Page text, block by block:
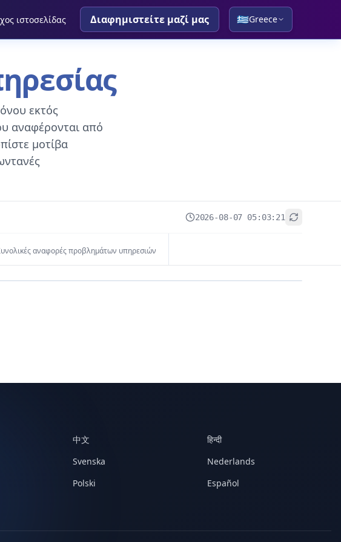
ιστοσελίδας Διαφημιστείτε μαζί μας 🇬🇷Greece
εκτός
αναφέρονται από
μοτίβα
2026-08-07 05:03:21
αναφορές προβλημάτων υπηρεσιών
中文
हिन्दी
Svenska
Nederlands
Polski
Español